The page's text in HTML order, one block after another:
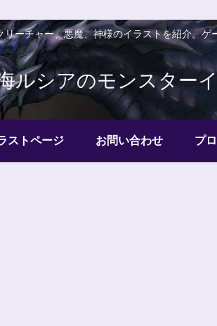
ーチャー、悪魔、神様のイラストを紹介。ゲ
ルシアのモンスター
ストページ お問い合わせ プ